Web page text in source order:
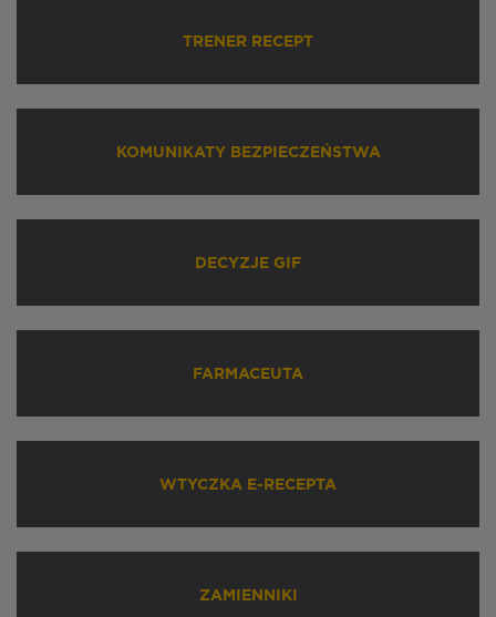
TRENER RECEPT
KOMUNIKATY BEZPIECZEŃSTWA
DECYZJE GIF
FARMACEUTA
WTYCZKA E-RECEPTA
ZAMIENNIKI